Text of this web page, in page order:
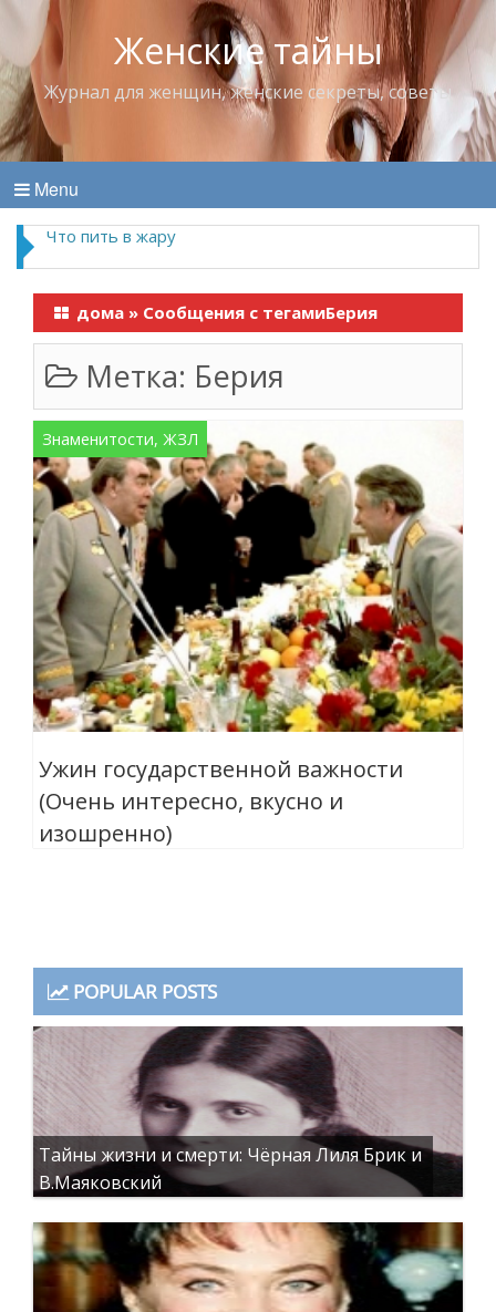
Женские тайны
Журнал для женщин, женские секреты, советы
Menu
Что пить в жару
дома » Сообщения с тегамиБерия
Метка: Берия
Знаменитости, ЖЗЛ
Ужин государственной важности
(Очень интересно, вкусно и
изошренно)
POPULAR POSTS
Тайны жизни и смерти: Чёрная Лиля Брик и
В.Маяковский